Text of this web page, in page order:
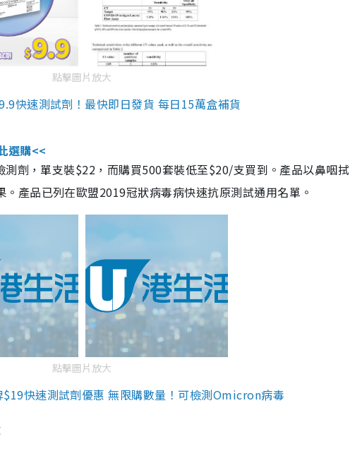
點擊圖片放大
快速測試劑！最快即日發貨 每日15萬盒補貨
選購<<
劑，單支裝$22，而購買500套裝低至$20/支買到。產品以鼻咽
產品已列在歐盟2019冠狀病毒病快速抗原測試通用名單。
點擊圖片放大
快速測試劑優惠 無限購數量！可檢測Omicron病毒